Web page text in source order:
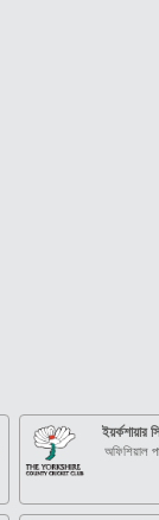
ইয়র্কশায়ার
অফিশিয়াল